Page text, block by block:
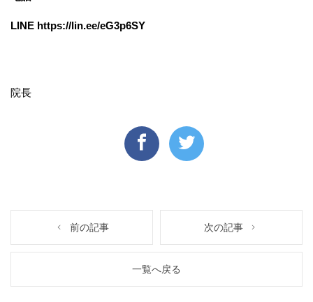
LINE https://lin.ee/eG3p6SY
院長
前の記事 次の記事
一覧へ戻る